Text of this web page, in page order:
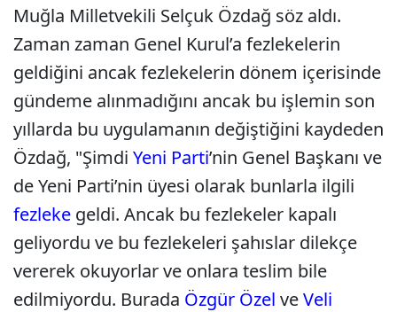
Muğla Milletvekili Selçuk Özdağ söz aldı.
Zaman zaman Genel Kurul’a fezlekelerin
geldiğini ancak fezlekelerin dönem içerisinde
gündeme alınmadığını ancak bu işlemin son
yıllarda bu uygulamanın değiştiğini kaydeden
Özdağ, "Şimdi Yeni Parti’nin Genel Başkanı ve
de Yeni Parti’nin üyesi olarak bunlarla ilgili
fezleke geldi. Ancak bu fezlekeler kapalı
geliyordu ve bu fezlekeleri şahıslar dilekçe
vererek okuyorlar ve onlara teslim bile
edilmiyordu. Burada Özgür Özel veVeli